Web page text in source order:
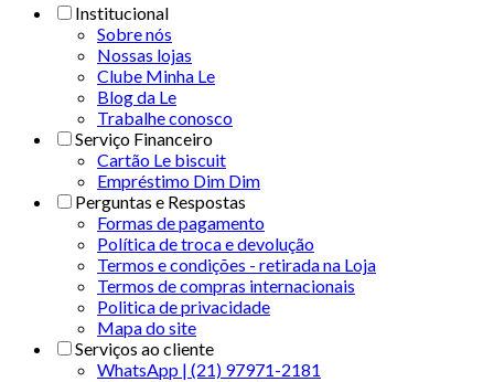
Institucional
Sobre nós
Nossas lojas
Clube Minha Le
Blog da Le
Trabalhe conosco
Serviço Financeiro
Cartão Le biscuit
Empréstimo Dim Dim
Perguntas e Respostas
Formas de pagamento
Política de troca e devolução
Termos e condições - retirada na Loja
Termos de compras internacionais
Politica de privacidade
Mapa do site
Serviços ao cliente
WhatsApp | (21) 97971-2181